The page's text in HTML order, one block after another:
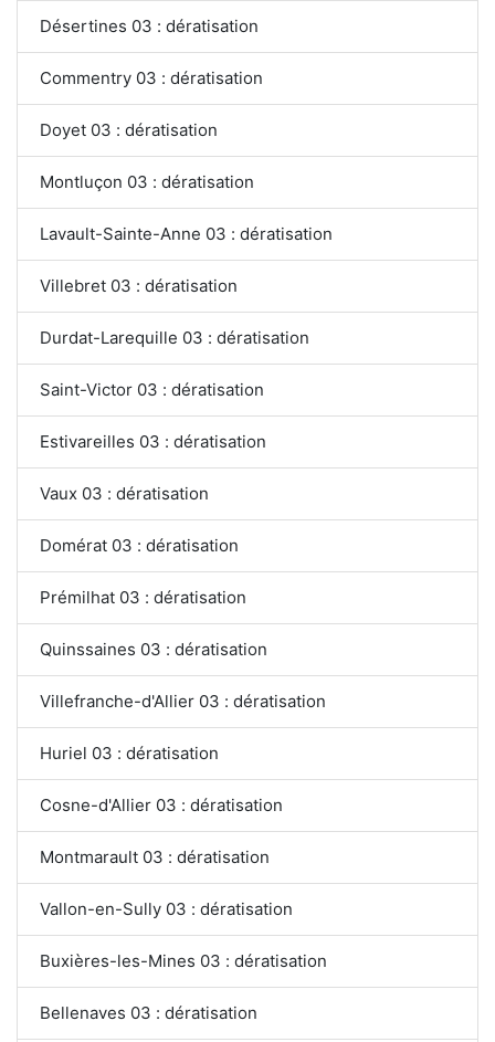
Désertines 03 : dératisation
Commentry 03 : dératisation
Doyet 03 : dératisation
Montluçon 03 : dératisation
Lavault-Sainte-Anne 03 : dératisation
Villebret 03 : dératisation
Durdat-Larequille 03 : dératisation
Saint-Victor 03 : dératisation
Estivareilles 03 : dératisation
Vaux 03 : dératisation
Domérat 03 : dératisation
Prémilhat 03 : dératisation
Quinssaines 03 : dératisation
Villefranche-d'Allier 03 : dératisation
Huriel 03 : dératisation
Cosne-d'Allier 03 : dératisation
Montmarault 03 : dératisation
Vallon-en-Sully 03 : dératisation
Buxières-les-Mines 03 : dératisation
Bellenaves 03 : dératisation